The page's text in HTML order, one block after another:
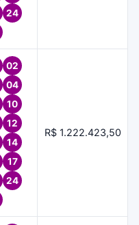
24
02
04
10
12
14
17
24
R$ 1.222.423,50